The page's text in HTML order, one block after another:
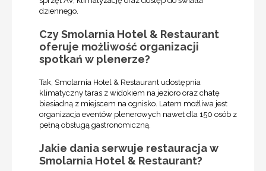
dziennego.
Czy Smolarnia Hotel & Restaurant
oferuje możliwość organizacji
spotkań w plenerze?
Tak, Smolarnia Hotel & Restaurant udostępnia
klimatyczny taras z widokiem na jezioro oraz chatę
biesiadną z miejscem na ognisko. Latem możliwa jest
organizacja eventów plenerowych nawet dla 150 osób z
pełną obsługą gastronomiczną.
Jakie dania serwuje restauracja w
Smolarnia Hotel & Restaurant?